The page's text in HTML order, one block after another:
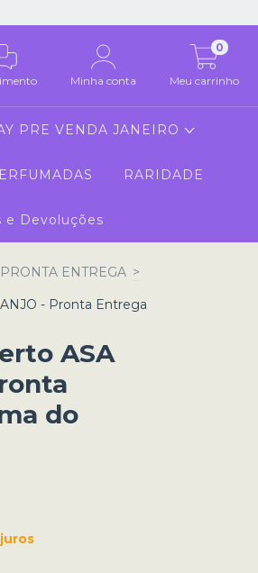
Minha conta Meu carrinho
0
PRE VENDA JANEIRO
RARIDADE
e Devoluções
ENTREGA >
- Pronta Entrega
ASA
do